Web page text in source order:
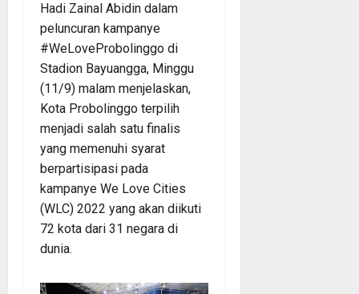
Hadi Zainal Abidin dalam
peluncuran kampanye
#WeLoveProbolinggo di
Stadion Bayuangga, Minggu
(11/9) malam menjelaskan,
Kota Probolinggo terpilih
menjadi salah satu finalis
yang memenuhi syarat
berpartisipasi pada
kampanye We Love Cities
(WLC) 2022 yang akan diikuti
72 kota dari 31 negara di
dunia.